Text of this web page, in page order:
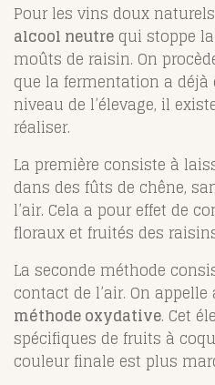
Pour les vins doux
alcool neutre qui stoppe
moûts de raisin. On
que la fermentation a
niveau de l’élevage, il
réaliser.
La première consiste à
dans des fûts de chêne,
l’air. Cela a pour effet de
floraux et fruités des
La seconde méthode
contact de l’air. On
méthode oxydative. Cet
spécifiques de fruits à
couleur finale est plus